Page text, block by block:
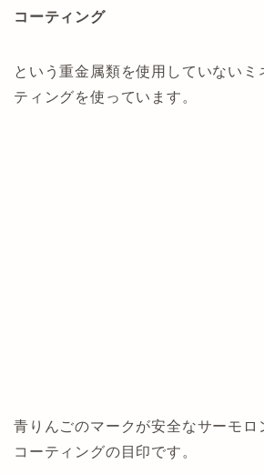
コーティング
という重金属類を使用していないミ
ティングを使っています。
青りんごのマークが安全なサーモロ
コーティングの目印です。